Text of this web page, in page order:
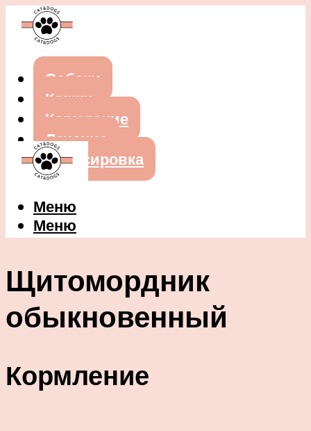
Собаки
Кошки
Кормление
Лечение
Дрессировка
Меню
Меню
Щитомордник
обыкновенный
Кормление